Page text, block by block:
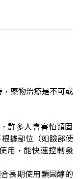
藥物治療是不可或
許多人會害怕類固
據部位（如臉部使
用，能快速控制發
長期使用類固醇的